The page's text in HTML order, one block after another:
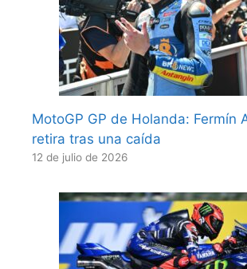
MotoGP GP de Holanda: Fermín
retira tras una caída
12 de julio de 2026